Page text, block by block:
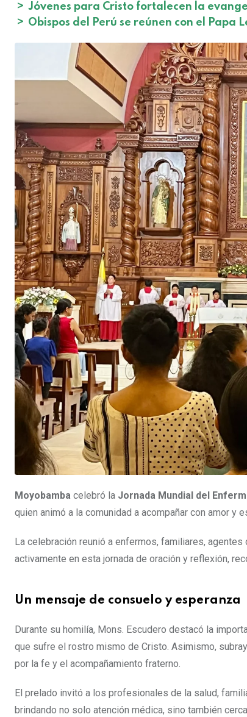
> Jóvenes para Cristo fortalecen la
> Obispos del Perú se reúnen con el Papa
Moyobamba celebró la Jornada Mundial del
quien animó a la comunidad a acompañar con amor
La celebración reunió a enfermos, familiares,
activamente en esta jornada de oración y reflexión,
Un mensaje de consuelo y esperanza
Durante su homilía, Mons. Escudero destacó la
que sufre el rostro mismo de Cristo. Asimismo,
por la fe y el acompañamiento fraterno.
El prelado invitó a los profesionales de la salud,
brindando no solo atención médica, sino también